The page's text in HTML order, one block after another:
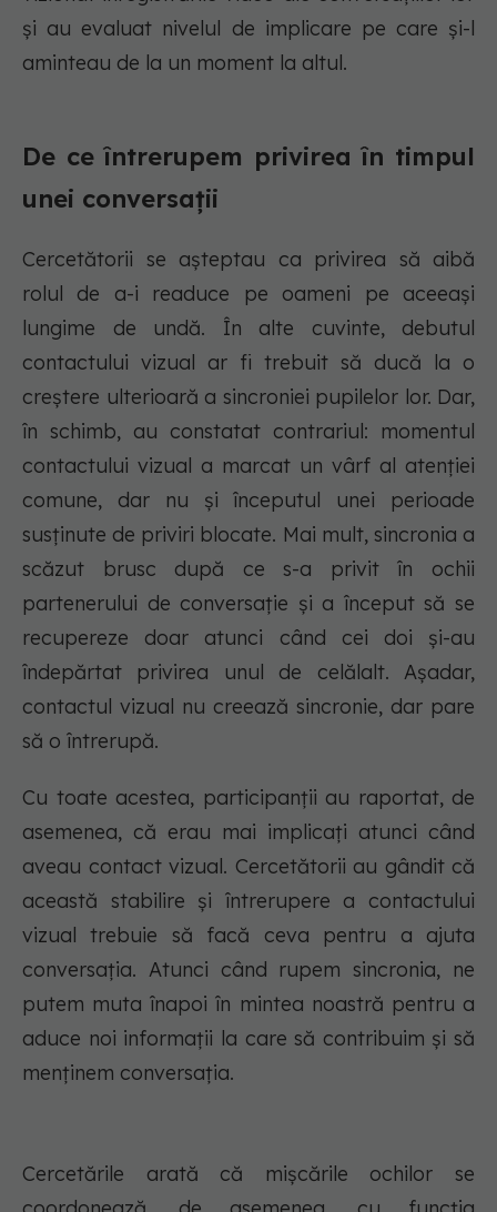
și au evaluat nivelul de implicare pe care și-l
aminteau de la un moment la altul.
De ce întrerupem privirea în timpul
unei conversații
Cercetătorii se așteptau ca privirea să aibă
rolul de a-i readuce pe oameni pe aceeași
lungime de undă. În alte cuvinte, debutul
contactului vizual ar fi trebuit să ducă la o
creștere ulterioară a sincroniei pupilelor lor. Dar,
în schimb, au constatat contrariul: momentul
contactului vizual a marcat un vârf al atenției
comune, dar nu și începutul unei perioade
susținute de priviri blocate. Mai mult, sincronia a
scăzut brusc după ce s-a privit în ochii
partenerului de conversație și a început să se
recupereze doar atunci când cei doi și-au
îndepărtat privirea unul de celălalt. Așadar,
contactul vizual nu creează sincronie, dar pare
să o întrerupă.
Cu toate acestea, participanții au raportat, de
asemenea, că erau mai implicați atunci când
aveau contact vizual. Cercetătorii au gândit că
această stabilire și întrerupere a contactului
vizual trebuie să facă ceva pentru a ajuta
conversația. Atunci când rupem sincronia, ne
putem muta înapoi în mintea noastră pentru a
aduce noi informații la care să contribuim și să
menținem conversația.
Cercetările arată că mișcările ochilor se